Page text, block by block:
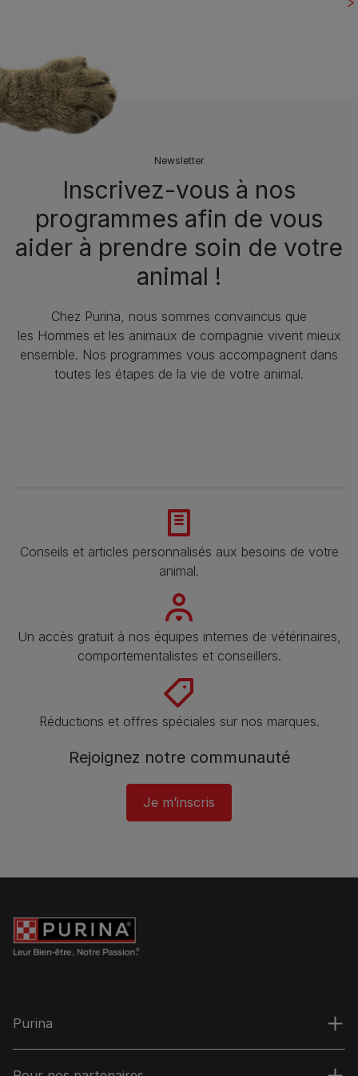
Newsletter
Inscrivez-vous à nos
programmes afin de vous
aider à prendre soin de votre
animal !​
Chez Purina, nous sommes convaincus que
les Hommes et les animaux de compagnie vivent mieux
ensemble. Nos programmes vous accompagnent dans
toutes les étapes de la vie de votre animal.​
Conseils et articles personnalisés aux besoins de votre
animal​.
Un accès gratuit à nos équipes internes de vétérinaires,
comportementalistes et conseillers.
Réductions et offres spéciales sur nos marques.
Rejoignez notre communauté
Je m’inscris
Purina